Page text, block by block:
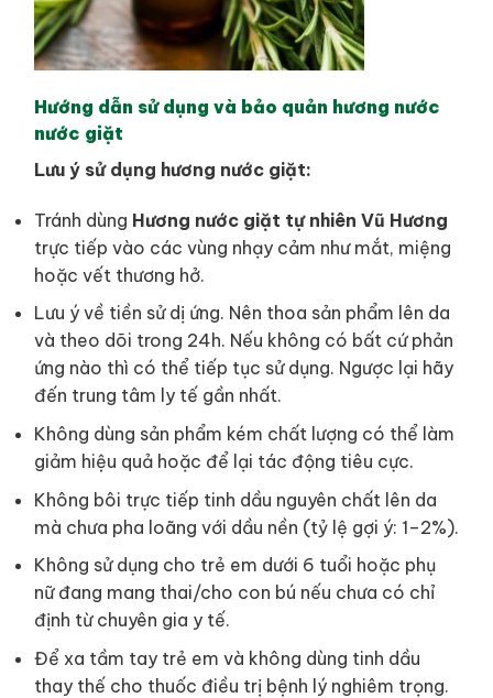
Hướng dẫn sử dụng và bảo quản hương nước
nước giặt
Lưu ý sử dụng hương nước giặt:
Tránh dùng Hương nước giặt tự nhiên Vũ Hương
trực tiếp vào các vùng nhạy cảm như mắt, miệng
hoặc vết thương hở.
Lưu ý về tiền sử dị ứng. Nên thoa sản phẩm lên da
và theo dõi trong 24h. Nếu không có bất cứ phản
ứng nào thì có thể tiếp tục sử dụng. Ngược lại hãy
đến trung tâm ly tế gần nhất.
Không dùng sản phẩm kém chất lượng có thể làm
giảm hiệu quả hoặc để lại tác động tiêu cực.
Không bôi trực tiếp tinh dầu nguyên chất lên da
mà chưa pha loãng với dầu nền (tỷ lệ gợi ý: 1–2%).
Không sử dụng cho trẻ em dưới 6 tuổi hoặc phụ
nữ đang mang thai/cho con bú nếu chưa có chỉ
định từ chuyên gia y tế.
Để xa tầm tay trẻ em và không dùng tinh dầu
thay thế cho thuốc điều trị bệnh lý nghiêm trọng.